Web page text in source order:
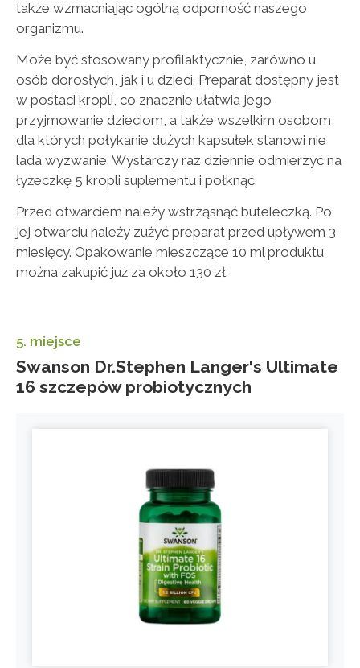
także wzmacniając ogólną odporność naszego
organizmu.
Może być stosowany profilaktycznie, zarówno u
osób dorosłych, jak i u dzieci. Preparat dostępny jest
w postaci kropli, co znacznie ułatwia jego
przyjmowanie dzieciom, a także wszelkim osobom,
dla których połykanie dużych kapsułek stanowi nie
lada wyzwanie. Wystarczy raz dziennie odmierzyć na
łyżeczkę 5 kropli suplementu i połknąć.
Przed otwarciem należy wstrząsnąć buteleczką. Po
jej otwarciu należy zużyć preparat przed upływem 3
miesięcy. Opakowanie mieszczące 10 ml produktu
można zakupić już za około 130 zł.
5. miejsce
Swanson Dr.Stephen Langer's Ultimate
16 szczepów probiotycznych